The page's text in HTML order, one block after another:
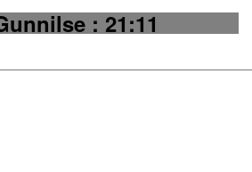
: 21:11